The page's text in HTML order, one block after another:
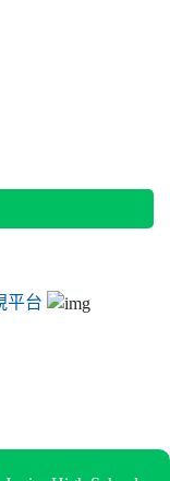
平台